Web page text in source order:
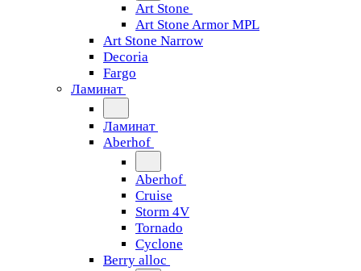
Art Stone
Art Stone Armor MPL
Art Stone Narrow
Decoria
Fargo
Ламинат
Ламинат
Aberhof
Aberhof
Cruise
Storm 4V
Tornado
Сyclone
Berry alloc